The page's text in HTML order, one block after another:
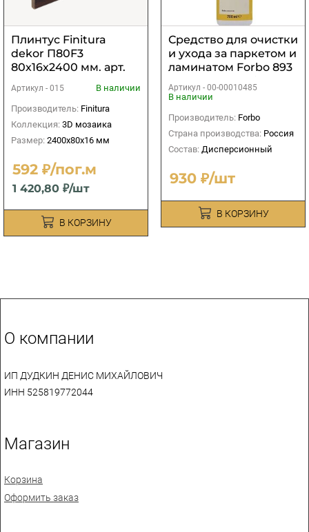
Плинтус Finitura
dekor П80F3
80х16х2400 мм. арт.
Артикул - 015
В наличии
Производитель: Finitura
Коллекция: 3D мозаика
Размер: 2400х80х16 мм
592 ₽/пог.м
1 420,80 ₽/шт
В КОРЗИНУ
Средство для очистки
и ухода за паркeтом и
ламинaтом Forbo 893
Euroclean Laminat
0,75л
Артикул - 00-00010485
В наличии
Производитель: Forbo
Страна производства: Россия
Состав: Дисперсионный
930 ₽/шт
В КОРЗИНУ
О компании
ИП ДУДКИН ДЕНИС МИХАЙЛОВИЧ
ИНН 525819772044
Магазин
Корзина
Оформить заказ